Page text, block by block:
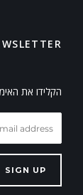
הקלידו את
SIGN UP